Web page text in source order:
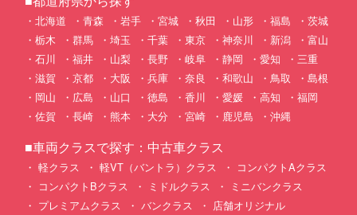
北海道 青森 岩手 宮城 秋田 山形 福島
茨城
栃木
群馬 埼玉 千葉 東京 神奈川 新潟
富山
石川
福井 山梨 長野 岐阜 静岡 愛知
三重
滋賀
京都 大阪 兵庫 奈良 和歌山 鳥取
島根
岡山
広島 山口 徳島 香川 愛媛 高知
福岡
佐賀
長崎 熊本 大分 宮崎 鹿児島 沖縄
■車両クラスで探す：中古車クラス
軽クラス 軽VT（バントラ）クラス
コンパクトAクラス
コンパクトBクラス
ミドルクラス
ミニバンクラス
プレミアムクラス
バンクラス 店舗オリジナル